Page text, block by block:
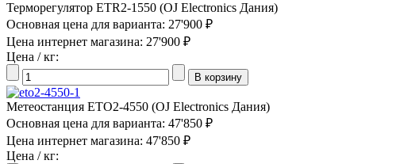
Терморегулятор ETR2-1550 (OJ Electronics Дания)
Основная цена для варианта: 27'900 ₽
Цена интернет магазина: 27'900 ₽
Цена / кг:
Метеостанция ETO2-4550 (OJ Electronics Дания)
Основная цена для варианта: 47'850 ₽
Цена интернет магазина: 47'850 ₽
Цена / кг: